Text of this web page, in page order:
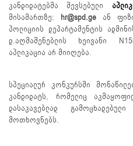
კანდიდატებმა შევსებული
მისამართზე: hr@spd.geან
პოლიციის დეპარტამენტის
დ.აღმაშენებლის ხეივანი
აპლიკაცია არ მიიღება.
სპეციალურ კონკურსში
კანდიდატს, რომელიც
დასაკავებლად
მოთხოვნებს.